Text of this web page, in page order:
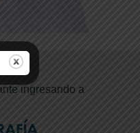
ingresando a